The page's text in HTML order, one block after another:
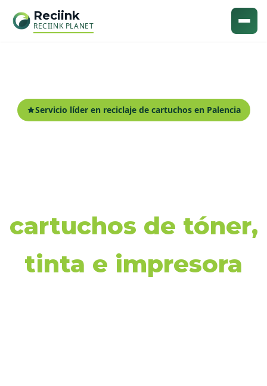
Reciink
RECIINK PLANET
Servicio líder en reciclaje de cartuchos en Palencia
cartuchos de tóner,
tinta e impresora